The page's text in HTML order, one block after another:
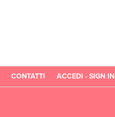
CONTATTI ACCEDI - SIGN IN